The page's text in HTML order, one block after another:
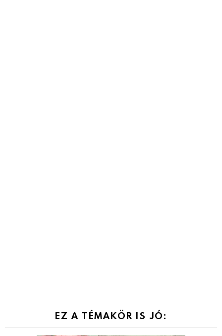
EZ A TÉMAKÖR IS JÓ: